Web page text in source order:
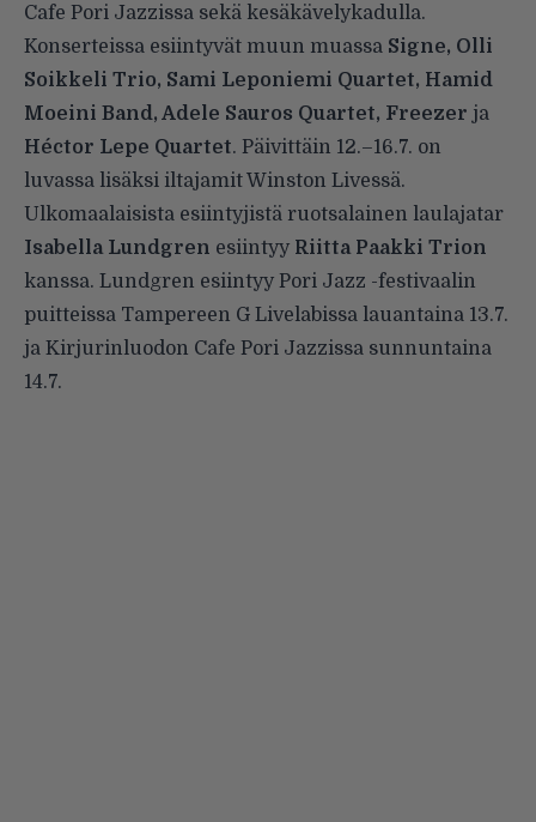
Cafe Pori Jazzissa sekä kesäkävelykadulla.
Konserteissa esiintyvät muun muassa Signe, Olli
Soikkeli Trio, Sami Leponiemi Quartet, Hamid
Moeini Band, Adele Sauros Quartet, Freezer ja
Héctor Lepe Quartet. Päivittäin 12.–16.7. on
luvassa lisäksi iltajamit Winston Livessä.
Ulkomaalaisista esiintyjistä ruotsalainen laulajatar
Isabella Lundgren esiintyy Riitta Paakki Trion
kanssa. Lundgren esiintyy Pori Jazz -festivaalin
puitteissa Tampereen G Livelabissa lauantaina 13.7.
ja Kirjurinluodon Cafe Pori Jazzissa sunnuntaina
14.7.